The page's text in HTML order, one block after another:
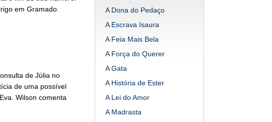
em Gramado.
de Júlia no
de uma possível
Wilson comenta
A Dona do Pedaço
A Escrava Isaura
A Feia Mais Bela
A Força do Querer
A Gata
A História de Ester
A Lei do Amor
A Madrasta